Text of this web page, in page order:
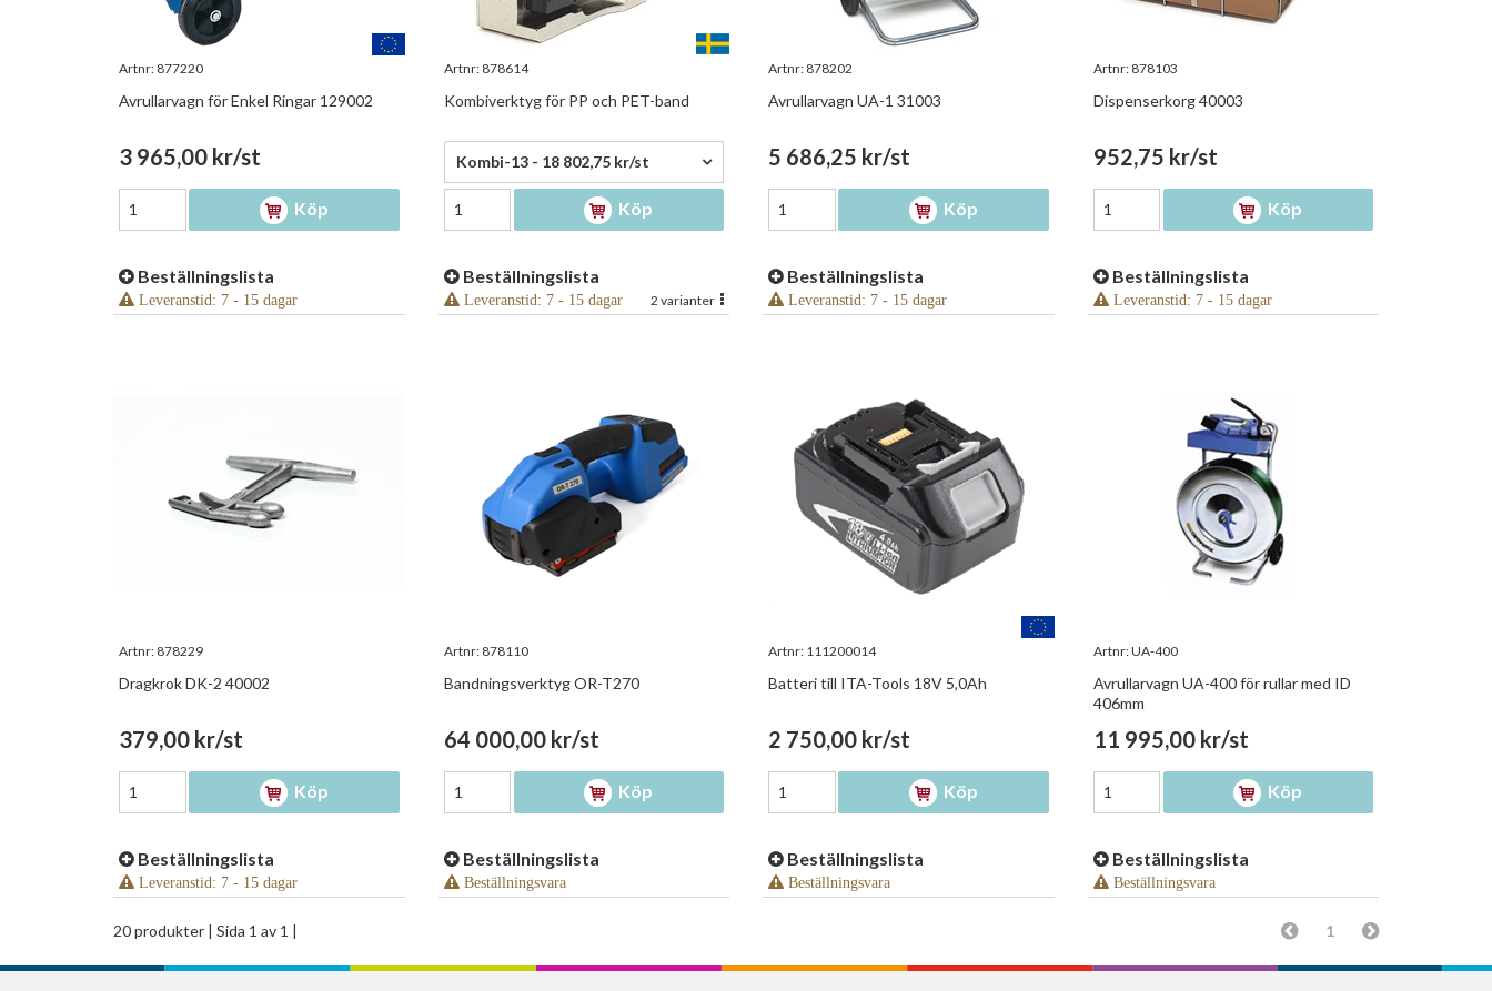
Artnr: 877220
Avrullarvagn för Enkel Ringar 129002
3 965,00 kr/st
Köp
Beställningslista
Leveranstid: 7 - 15 dagar
Artnr: 878614
Kombiverktyg för PP och PET-band
18 802,75 kr/st
Kombi-13 - 18 802,75 kr/st
Köp
Beställningslista
Leveranstid: 7 - 15 dagar 2 varianter
Artnr: 878202
Avrullarvagn UA-1 31003
5 686,25 kr/st
Köp
Beställningslista
Leveranstid: 7 - 15 dagar
Artnr: 878103
Dispenserkorg 40003
952,75 kr/st
Köp
Beställningslista
Leveranstid: 7 - 15 dagar
Artnr: 878229
Dragkrok DK-2 40002
379,00 kr/st
Köp
Beställningslista
Leveranstid: 7 - 15 dagar
Artnr: 878110
Bandningsverktyg OR-T270
64 000,00 kr/st
Köp
Beställningslista
Beställningsvara
Artnr: 111200014
Batteri till ITA-Tools 18V 5,0Ah
2 750,00 kr/st
Köp
Beställningslista
Beställningsvara
Artnr:UA-400
Avrullarvagn UA-400 för rullar med ID
406mm
11 995,00 kr/st
Köp
Beställningslista
Beställningsvara
20 produkter | Sida 1 av 1 | 1